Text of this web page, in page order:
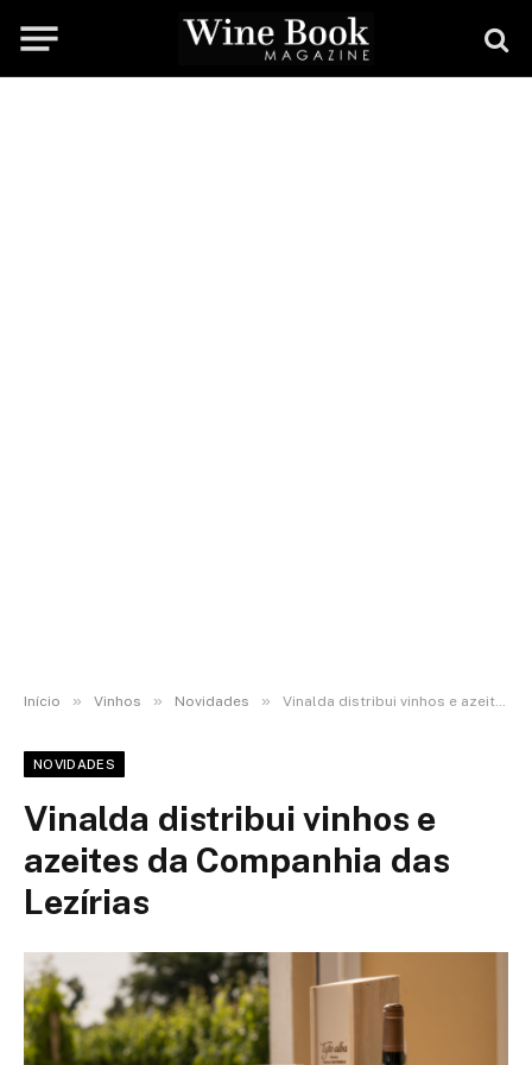
Início » Vinhos » Novidades » Vinalda distribui vinhos e azeites da Companhia das Lezírias
NOVIDADES
Vinalda distribui vinhos e
azeites da Companhia das
Lezírias